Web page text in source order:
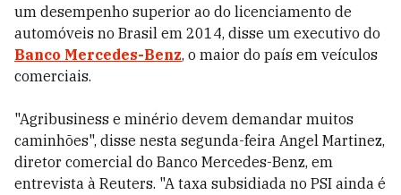
um desempenho superior ao do licenciamento de
automóveis no Brasil em 2014, disse um executivo do
Banco Mercedes-Benz, o maior do país em veículos
comerciais.
"Agribusiness e minério devem demandar muitos
caminhões", disse nesta segunda-feira Angel Martinez,
diretor comercial do Banco Mercedes-Benz, em
entrevista à Reuters. "A taxa subsidiada no PSI ainda é